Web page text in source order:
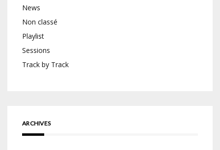
News
Non classé
Playlist
Sessions
Track by Track
ARCHIVES